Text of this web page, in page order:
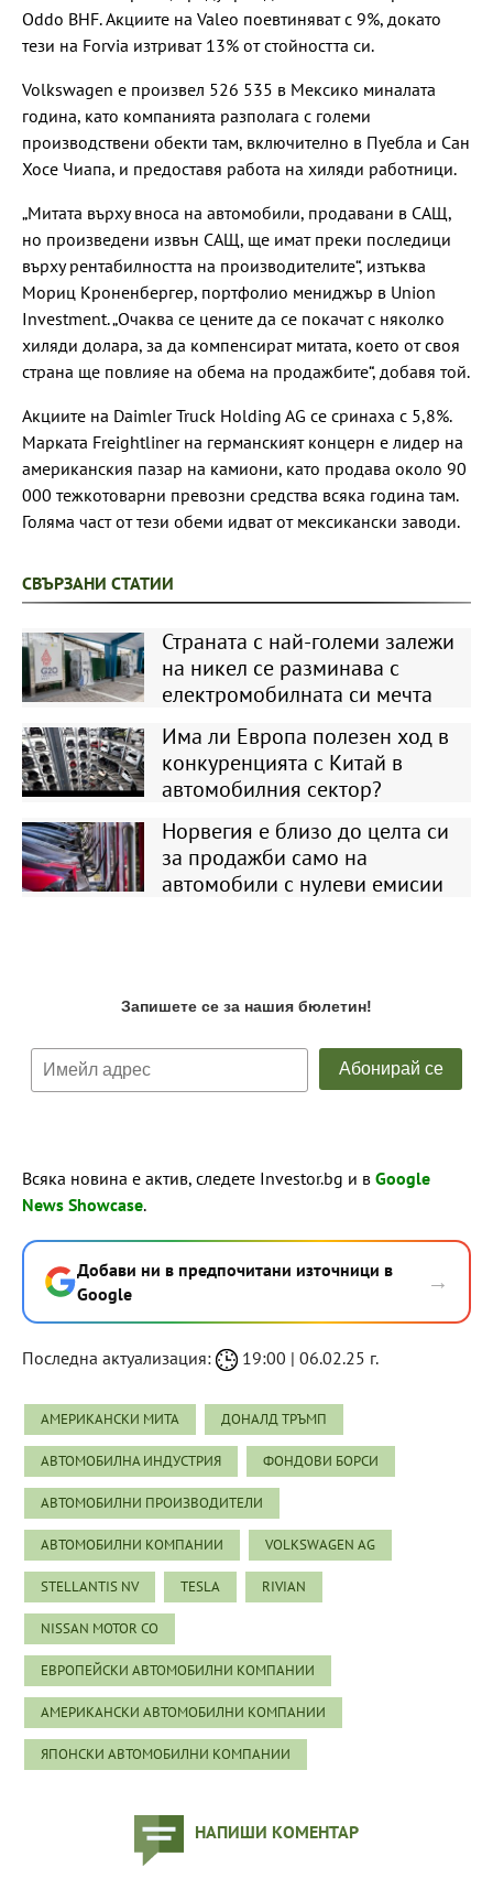
Oddo BHF. Акциите на Valeo поевтиняват с 9%, докато
тези на Forvia изтриват 13% от стойността си.
Volkswagen е произвел 526 535 в Мексико миналата
година, като компанията разполага с големи
производствени обекти там, включително в Пуебла и Сан
Хосе Чиапа, и предоставя работа на хиляди работници.
„Митата върху вноса на автомобили, продавани в САЩ,
но произведени извън САЩ, ще имат преки последици
върху рентабилността на производителите“, изтъква
Мориц Кроненбергер, портфолио мениджър в Union
Investment. „Очаква се цените да се покачат с няколко
хиляди долара, за да компенсират митата, което от своя
страна ще повлияе на обема на продажбите“, добавя той.
Акциите на Daimler Truck Holding AG се сринаха с 5,8%.
Марката Freightliner на германският концерн е лидер на
американския пазар на камиони, като продава около 90
000 тежкотоварни превозни средства всяка година там.
Голяма част от тези обеми идват от мексикански заводи.
СВЪРЗАНИ СТАТИИ
Страната с най-големи залежи
на никел се разминава с
електромобилната си мечта
Има ли Европа полезен ход в
конкуренцията с Китай в
автомобилния сектор?
Норвегия е близо до целта си
за продажби само на
автомобили с нулеви емисии
Всяка новина е актив, следете Investor.bg и в Google
News Showcase.
Добави ни в предпочитани източници в
Google
→
Последна актуализация: 19:00 | 06.02.25 г.
АМЕРИКАНСКИ МИТА ДОНАЛД ТРЪМП
АВТОМОБИЛНА ИНДУСТРИЯ ФОНДОВИ БОРСИ
АВТОМОБИЛНИ ПРОИЗВОДИТЕЛИ
АВТОМОБИЛНИ КОМПАНИИ VOLKSWAGEN AG
STELLANTIS NV TESLA RIVIAN
NISSAN MOTOR CO
ЕВРОПЕЙСКИ АВТОМОБИЛНИ КОМПАНИИ
АМЕРИКАНСКИ АВТОМОБИЛНИ КОМПАНИИ
ЯПОНСКИ АВТОМОБИЛНИ КОМПАНИИ
НАПИШИ КОМЕНТАР